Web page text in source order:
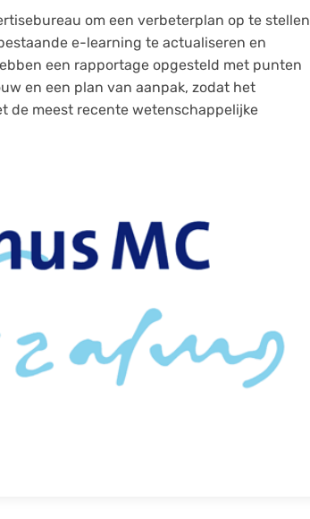
om een verbeterplan op te stellen
e-learning te actualiseren en
een rapportage opgesteld met punten
en een plan van aanpak, zodat het
de meest recente wetenschappelijke